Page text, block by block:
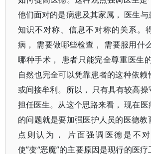
他们面对的是病患及其家属， 医生
知识不对称、信息不对称的关系。
病， 需要做哪些检查， 需要服用什
哪种手术， 患者只能完全尊重医生
自然也完全可以凭靠患者的这种依
或间接牟利。所以， 只有具有较高
担任医生。从这个思路来看， 现在
的问题就是要加强医护人员的医德教
点则认为， 片面强调医德是不
使”变“恶魔”的主要原因是现行的医